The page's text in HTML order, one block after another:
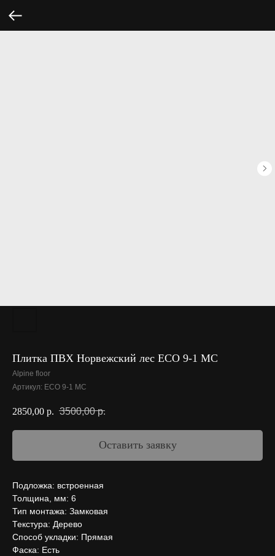
Плитка ПВХ Норвежский лес ECO 9-1 МС
Alpine floor
Артикул: ECO 9-1 МС
2850,00 р. 3500,00 р.
Оставить заявку
Подложка: встроенная
Толщина, мм: 6
Тип монтажа: Замковая
Текстура: Дерево
Способ укладки: Прямая
Фаска: Есть